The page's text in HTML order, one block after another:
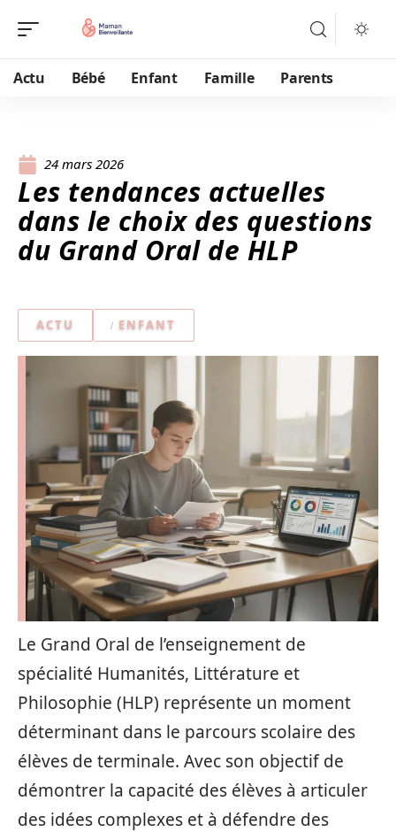
Actu Bébé Enfant Famille Parents
24 mars 2026
Les tendances actuelles
dans le choix des questions
du Grand Oral de HLP
ACTU ENFANT
Le Grand Oral de l’enseignement de
spécialité Humanités, Littérature et
Philosophie (HLP) représente un moment
déterminant dans le parcours scolaire des
élèves de terminale. Avec son objectif de
démontrer la capacité des élèves à articuler
des idées complexes et à défendre des